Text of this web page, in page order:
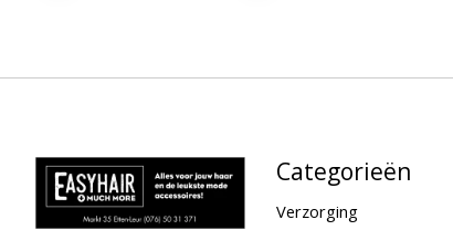
Categorieën
Verzorging